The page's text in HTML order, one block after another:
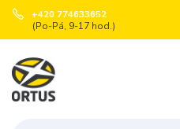
+420 774633652
(Po-Pá, 9-17 hod.)